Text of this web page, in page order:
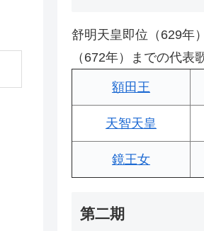
舒明天皇即位（629年
（672年）までの代表
額田王
天智天皇
鏡王女
第二期